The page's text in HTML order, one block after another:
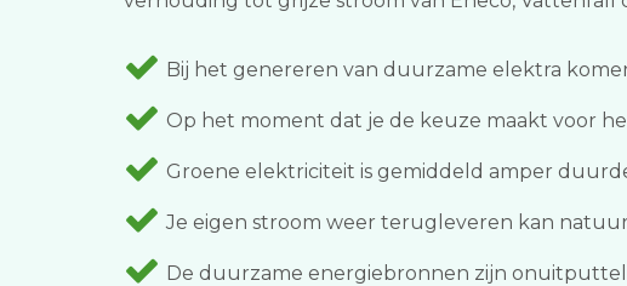
Bij het genereren van duurzame elektra
Op het moment dat je de keuze maakt voor
Groene elektriciteit is gemiddeld amper
Je eigen stroom weer terugleveren kan
De duurzame energiebronnen zijn